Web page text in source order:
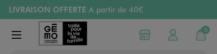
Aller au contenu principal
Aller à la navigation
LIVRAISON OFFERTE A partir de 40€
RETRAIT ET LIVRAISON OFFERTE
en magasin
PAYEZ EN 3x SANS FRAIS
Afficher le menu
Choisir mon magasin
Mon compte
0
Mon